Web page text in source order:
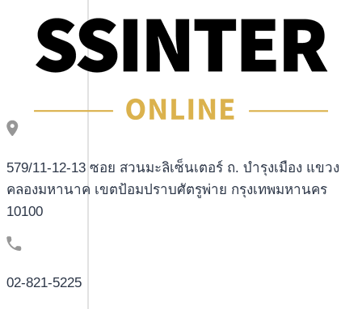
579/11-12-13 ซอย สวนมะลิเซ็นเตอร์ ถ. บำรุงเมือง แขวง
คลองมหานาค เขตป้อมปราบศัตรูพ่าย กรุงเทพมหานคร
10100
02-821-5225